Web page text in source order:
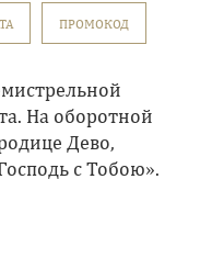
ПРОМОКОД
На оборотной
Дево,
с Тобою».